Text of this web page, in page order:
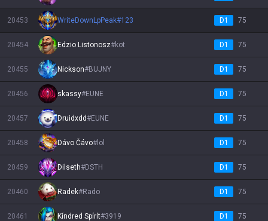
20453 WriteDownLpPeak#123 D1 75
20454 Edzio Listonosz#kot D1 75
20455 Nickson#BUJNY D1 75
20456 skassy#EUNE D1 75
20457 Druidxdd#EUNE D1 75
20458 Dávo Čávo# lol D1 75
20459 Dilseth#DSTH D1 75
20460 Radek#Rado D1 75
20461 Kíndred Spírít#3919 D1 75